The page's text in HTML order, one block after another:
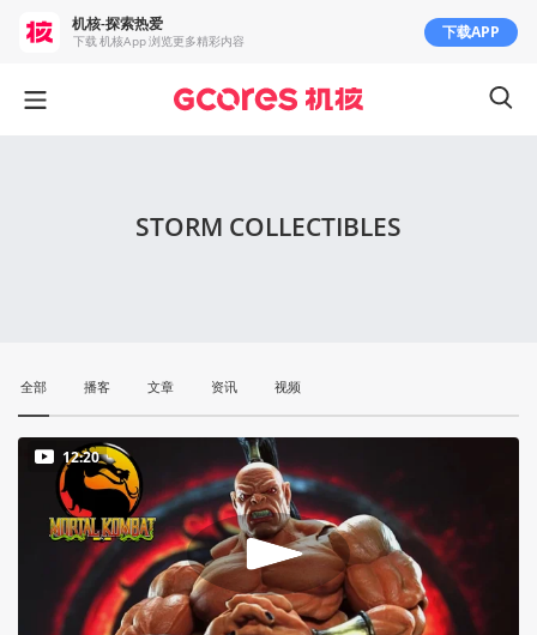
STORM COLLECTIBLES
全部 播客 文章 资讯 视频
12:20
机核-探索热爱
下载 机核App 浏览更多精彩内容 下载APP